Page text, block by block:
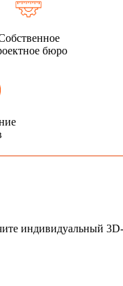
бюро
индивидуальный